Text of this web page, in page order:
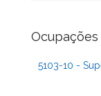
5103-10 -